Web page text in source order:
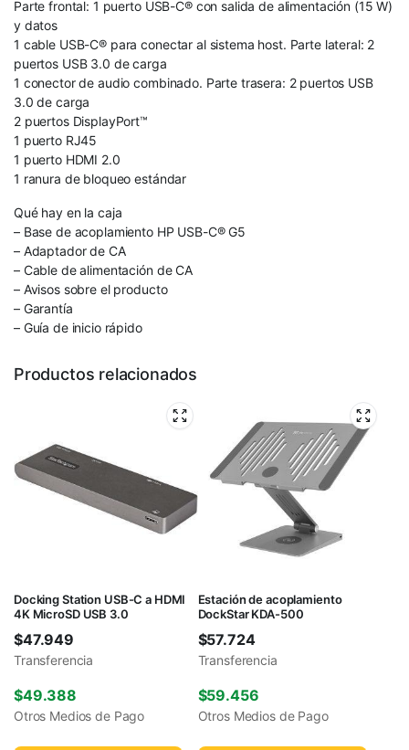
Parte frontal: 1 puerto USB-C® con salida de alimentación (15 W)
y datos
1 cable USB-C® para conectar al sistema host. Parte lateral: 2
puertos USB 3.0 de carga
1 conector de audio combinado. Parte trasera: 2 puertos USB
3.0 de carga
2 puertos DisplayPort™
1 puerto RJ45
1 puerto HDMI 2.0
1 ranura de bloqueo estándar
Qué hay en la caja
– Base de acoplamiento HP USB-C® G5
– Adaptador de CA
– Cable de alimentación de CA
– Avisos sobre el producto
– Garantía
– Guía de inicio rápido
Productos relacionados
Docking Station USB-C a HDMI
4K MicroSD USB 3.0
$47.949
Transferencia
$49.388
Otros Medios de Pago
Estación de acoplamiento
DockStar KDA-500
$57.724
Transferencia
$59.456
Otros Medios de Pago